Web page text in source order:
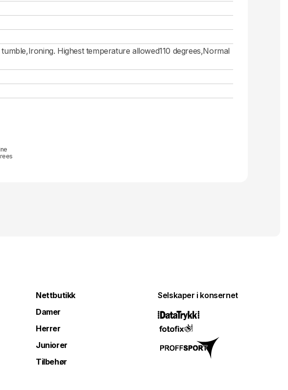
Highest temperature allowed110 degrees,Normal
Nettbutikk
Damer
Herrer
Juniorer
Tilbehør
Selskaper i konsernet